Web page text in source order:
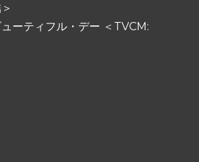
ューティフル・デー ＜TVCM: